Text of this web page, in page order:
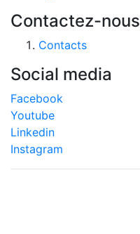
Contactez-nous
Contacts
Social media
Facebook
Youtube
Linkedin
Instagram